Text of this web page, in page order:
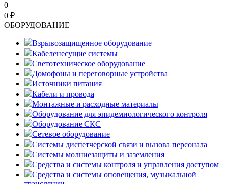
0
0 ₽
OБОРУДОВАНИЕ
Взрывозащищенное оборудование
Кабеленесущие системы
Светотехническое оборудование
Домофоны и переговорные устройства
Источники питания
Кабели и провода
Монтажные и расходные материалы
Оборудование для эпидемиологического контроля
Оборудование СКС
Сетевое оборудование
Системы диспетчерской связи и вызова персонала
Системы молниезащиты и заземления
Средства и системы контроля и управления доступом
Средства и системы оповещения, музыкальной